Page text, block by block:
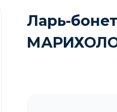
Ларь-